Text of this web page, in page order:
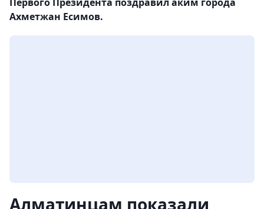
Ахметжан Есимов.
Алматинцам показали